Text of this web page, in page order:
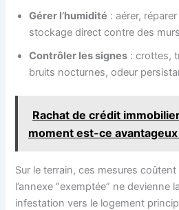
Gérer l’humidité : aérer,
stockage direct contre des
Contrôler les signes : crottes,
bruits nocturnes, odeur
Rachat de crédit
moment est-ce avantageux
Sur le terrain, ces mesures
l’annexe “exemptée” ne devienne
infestation vers le logement